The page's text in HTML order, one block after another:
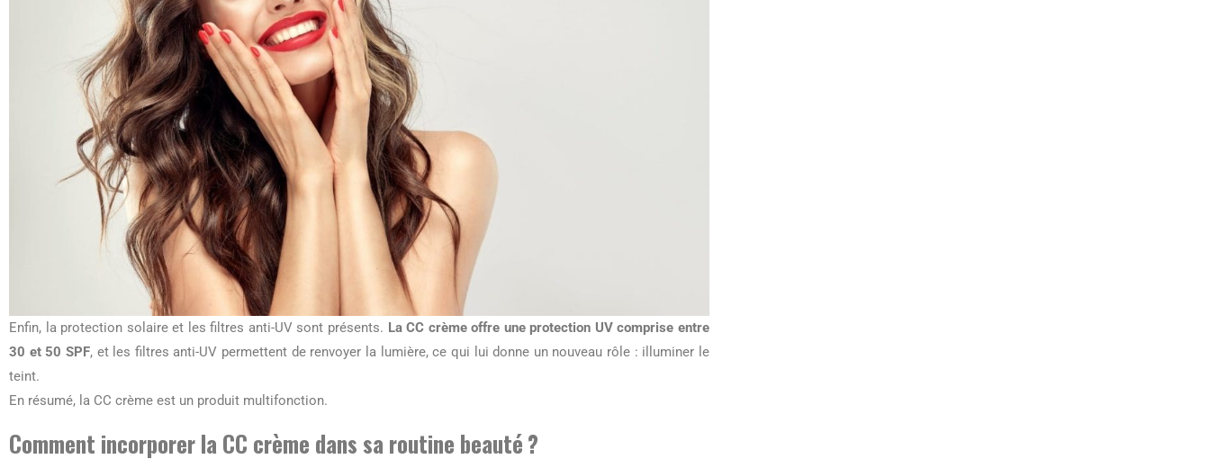
Enfin, la protection solaire et les filtres anti-UV sont présents. La CC crème offre une protection UV comprise entre
30 et 50 SPF, et les filtres anti-UV permettent de renvoyer la lumière, ce qui lui donne un nouveau rôle : illuminer le
teint.
En résumé, la CC crème est un produit multifonction.
Comment incorporer la CC crème dans sa routine beauté ?